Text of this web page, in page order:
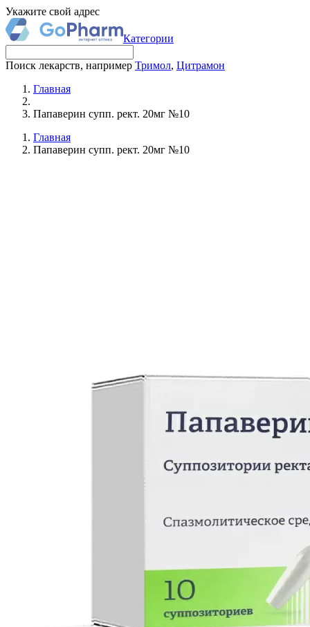
Укажите свой адрес
Категории
Поиск лекарств, например Тримол, Цитрамон
Главная
Папаверин супп. рект. 20мг №10
Главная
Папаверин супп. рект. 20мг №10